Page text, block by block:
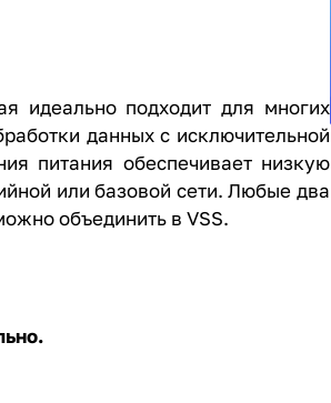
идеально подходит для многих
данных с исключительной
питания обеспечивает низкую
или базовой сети. Любые два
объединить в VSS.